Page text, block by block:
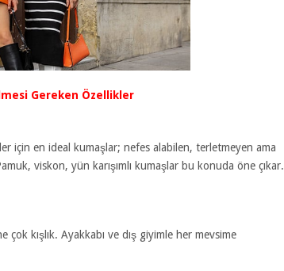
Gereken Özellikler
için en ideal kumaşlar; nefes alabilen, terletmeyen ama
viskon, yün karışımlı kumaşlar bu konuda öne çıkar.
çok kışlık. Ayakkabı ve dış giyimle her mevsime